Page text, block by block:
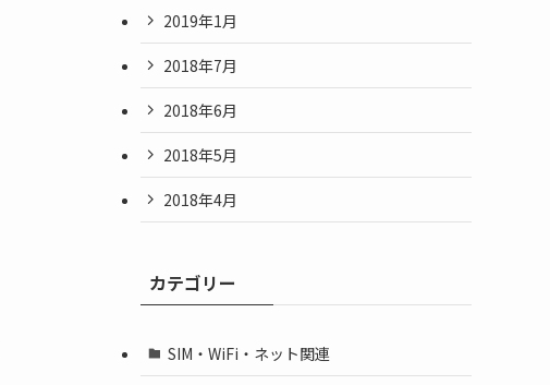
2019年1月
2018年7月
2018年6月
2018年5月
2018年4月
カテゴリー
SIM・WiFi・ネット関連